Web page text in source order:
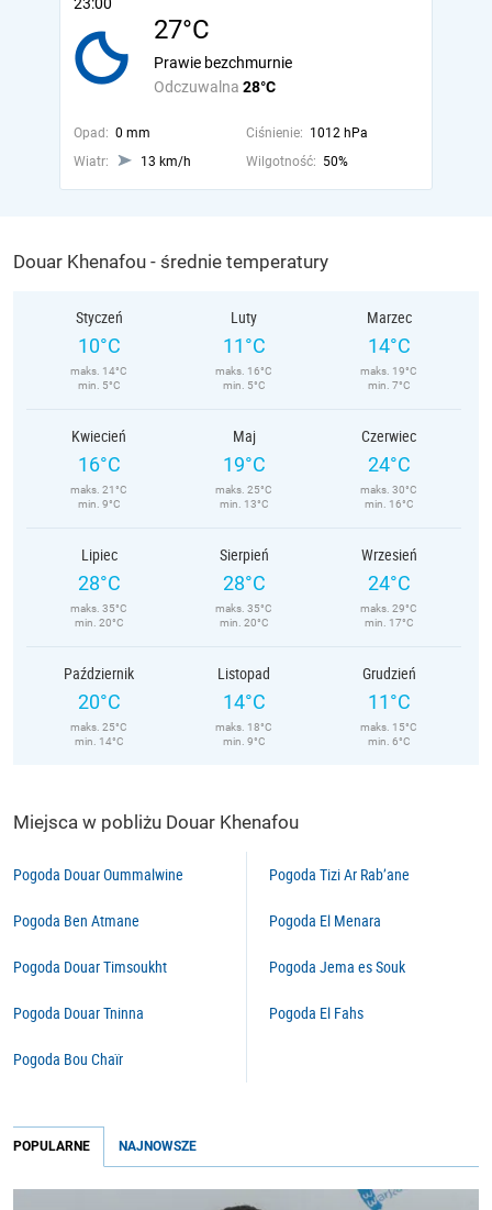
27°C
Odczuwalna 28°C
Prawie bezchmurnie
Opad: 0 mm Ciśnienie: 1012 hPa
Wiatr:
13 km/h Wilgotność: 50%
Douar Khenafou - średnie temperatury
Styczeń
10°C
maks. 14°C
min. 5°C
Luty
11°C
maks. 16°C
min. 5°C
Marzec
14°C
maks. 19°C
min. 7°C
Kwiecień
16°C
maks. 21°C
min. 9°C
Maj
19°C
maks. 25°C
min. 13°C
Czerwiec
24°C
maks. 30°C
min. 16°C
Lipiec
28°C
maks. 35°C
min. 20°C
Sierpień
28°C
maks. 35°C
min. 20°C
Wrzesień
24°C
maks. 29°C
min. 17°C
Październik
20°C
maks. 25°C
min. 14°C
Listopad
14°C
maks. 18°C
min. 9°C
Grudzień
11°C
maks. 15°C
min. 6°C
Miejsca w pobliżu Douar Khenafou
Pogoda Douar Oummalwine
Pogoda Ben Atmane
Pogoda Douar Timsoukht
Pogoda Douar Tninna
Pogoda Bou Chaïr
Pogoda Tizi Ar Rab’ane
Pogoda El Menara
Pogoda Jema es Souk
Pogoda El Fahs
POPULARNE NAJNOWSZE